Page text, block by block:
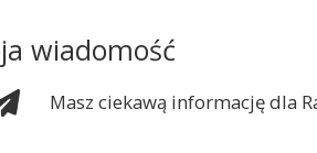
wiadomość
Masz ciekawą informację dla